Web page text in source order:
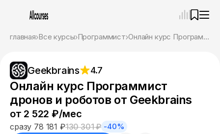
главная Все курсы Программист Онлайн курс Программист дронов и роботов от Geekbrains
Geekbrains 4.7
Онлайн курс Программист
дронов и роботов от Geekbrains
от 2 522 ₽/мес
сразу 78 181 ₽130 301 ₽ -40%
Ассистент
Привет! Я Ваш карьерный навигатор. Подберу
курсы, которые соответствует именно вашим
целям.
Пожалуйста, ответьте на несколько вопросов,
чтобы начать.
Приступим?